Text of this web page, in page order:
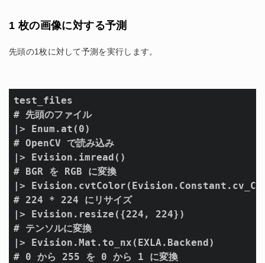
1 枚の画像に対する予測
先頭の1枚に対して予測を実行します。
test_files
# 先頭のファイル
|> Enum.at(0)
# OpenCV で読み込み
|> Evision.imread()
# BGR を RGB に変換
|>
# 224 * 224 にリサイズ
|> Evision.resize({224, 224})
# テンソルに変換
|> Evision.Mat.to_nx(EXLA.Backend)
# 0 から 255 を 0 から 1 に変換